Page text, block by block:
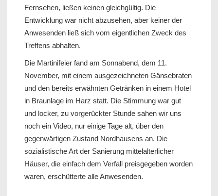
Fernsehen, ließen keinen gleichgültig. Die
Entwicklung war nicht abzusehen, aber keiner der
Anwesenden ließ sich vom eigentlichen Zweck des
Treffens abhalten.
Die Martinifeier fand am Sonnabend, dem 11.
November, mit einem ausgezeichneten Gänsebraten
und den bereits erwähnten Getränken in einem Hotel
in Braunlage im Harz statt. Die Stimmung war gut
und locker, zu vorgerückter Stunde sahen wir uns
noch ein Video, nur einige Tage alt, über den
gegenwärtigen Zustand Nordhausens an. Die
sozialistische Art der Sanierung mittelalterlicher
Häuser, die einfach dem Verfall preisgegeben worden
waren, erschütterte alle Anwesenden.